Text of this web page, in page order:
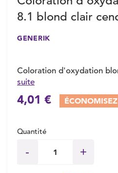
8.1 blond clair
GENERIK
Coloration d'oxydation
suite
4,01 €
Quantité